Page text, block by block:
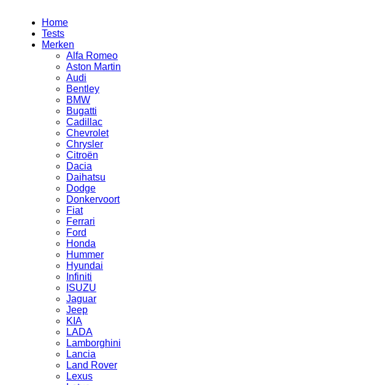
Home
Tests
Merken
Alfa Romeo
Aston Martin
Audi
Bentley
BMW
Bugatti
Cadillac
Chevrolet
Chrysler
Citroën
Dacia
Daihatsu
Dodge
Donkervoort
Fiat
Ferrari
Ford
Honda
Hummer
Hyundai
Infiniti
ISUZU
Jaguar
Jeep
KIA
LADA
Lamborghini
Lancia
Land Rover
Lexus